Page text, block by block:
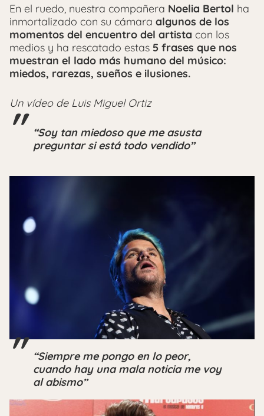
En el ruedo, nuestra compañera Noelia Bertol ha
inmortalizado con su cámara algunos de los
momentos del encuentro del artista con los
medios y ha rescatado estas 5 frases que nos
muestran el lado más humano del músico:
miedos, rarezas, sueños e ilusiones.
Un vídeo de Luis Miguel Ortiz
“Soy tan miedoso que me asusta
preguntar si está todo vendido”
“Siempre me pongo en lo peor,
cuando hay una mala noticia me voy
al abismo”